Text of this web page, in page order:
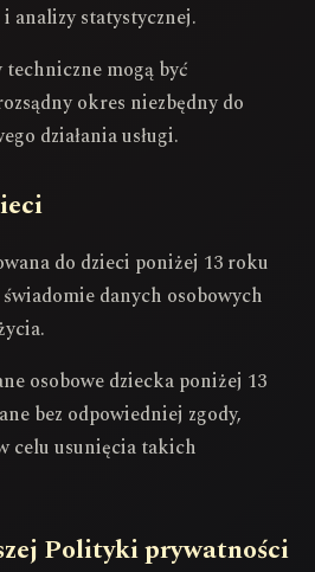
analizy statystycznej.
mogą być
okres niezbędny do
działania usługi.
do dzieci poniżej 13 roku
danych osobowych
osobowe dziecka poniżej 13
bez odpowiedniej zgody,
celu usunięcia takich
Polityki prywatności